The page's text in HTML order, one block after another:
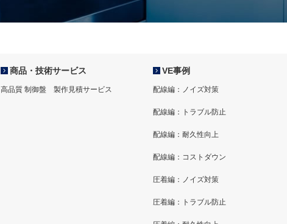
商品・技術サービス
高品質 制御盤 製作見積サービス
VE事例
配線編：ノイズ対策
配線編：トラブル防止
配線編：耐久性向上
配線編：コストダウン
圧着編：ノイズ対策
圧着編：トラブル防止